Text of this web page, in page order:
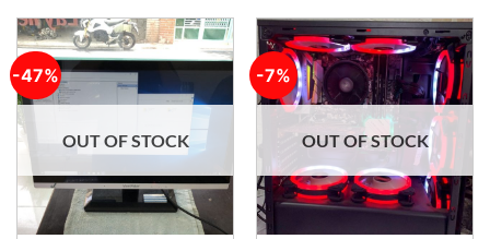
-47%
OUT OF STOCK
-7%
OUT OF STOCK